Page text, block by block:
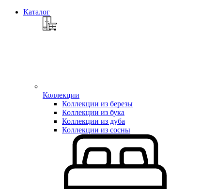
Каталог
Коллекции
Коллекции из березы
Коллекции из бука
Коллекции из дуба
Коллекции из сосны